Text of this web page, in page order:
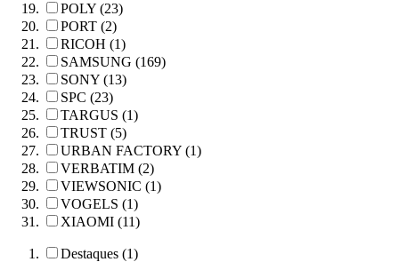
POLY (23)
PORT (2)
RICOH (1)
SAMSUNG (169)
SONY (13)
SPC (23)
TARGUS (1)
TRUST (5)
URBAN FACTORY (1)
VERBATIM (2)
VIEWSONIC (1)
VOGELS (1)
XIAOMI (11)
Destaques (1)